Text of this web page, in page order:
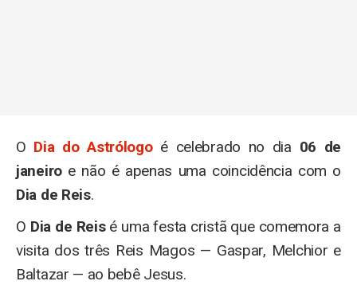
O Dia do Astrólogoé celebrado no dia 06 de
janeiroe não é apenas uma coincidência com o
Dia de Reis.
O Dia de Reisé uma festa cristã que comemora a
visita dos três Reis Magos — Gaspar, Melchior e
Baltazar — ao bebê Jesus.